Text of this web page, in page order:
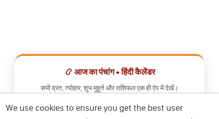
📿 आज का पंचांग • हिंदी कैलेंडर
सभी व्रत, त्योहार, शुभ मुहूर्त और राशिफल एक ही ऐप में देखें।
📅 हिंदी कैलेंडर ऐप डाउनलोड करें
We use cookies to ensure you get the best user